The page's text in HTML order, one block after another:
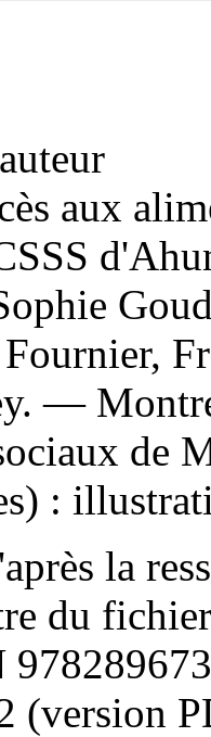
aux
—
de
:
la
du
(version